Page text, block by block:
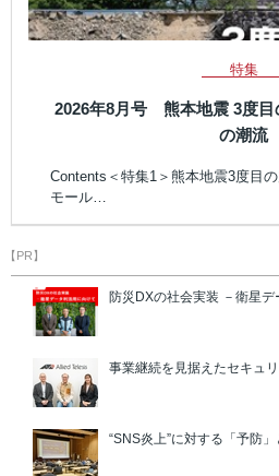
特集
2026年8月号 熊本地震 3度目
の潮流
Contents＜特集1＞熊本地震3度目
モール…
【PR】
防災DXの社会実装 －衛星
事業継続を見据えたセキュ
“SNS炎上”に対する「予防